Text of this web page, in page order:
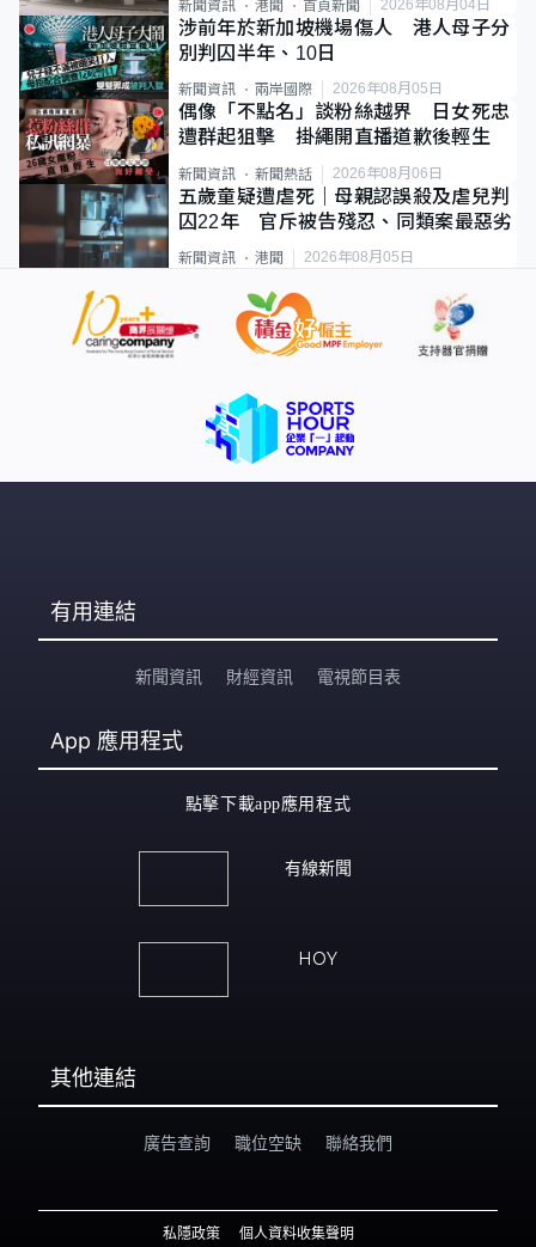
新聞資訊 港聞 首頁新聞 2026年08月04日
涉前年於新加坡機場傷人 港人母子分
別判囚半年、10日
新聞資訊 兩岸國際 2026年08月05日
偶像「不點名」談粉絲越界 日女死忠
遭群起狙擊 掛繩開直播道歉後輕生
新聞資訊 新聞熱話 2026年08月06日
五歲童疑遭虐死｜母親認誤殺及虐兒判
囚22年 官斥被告殘忍、同類案最惡劣
新聞資訊 港聞 2026年08月05日
有用連結
新聞資訊 財經資訊 電視節目表
App 應用程式
點擊下載app應用程式
有線新聞
HOY
其他連結
廣告查詢 職位空缺 聯絡我們
私隱政策 個人資料收集聲明